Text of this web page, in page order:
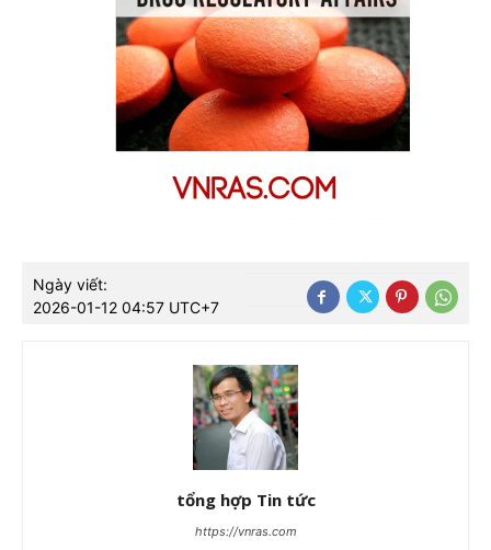
Ngày viết:
2026-01-12 04:57 UTC+7
tổng hợp Tin tức
https://vnras.com